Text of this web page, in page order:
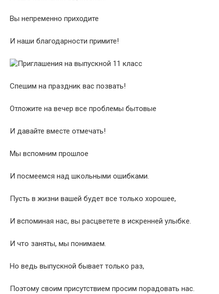
Вы непременно приходите
И наши благодарности примите!
Спешим на праздник вас позвать!
Отложите на вечер все проблемы бытовые
И давайте вместе отмечать!
Мы вспомним прошлое
И посмеемся над школьными ошибками.
Пусть в жизни вашей будет все только хорошее,
И вспоминая нас, вы расцветете в искренней улыбке.
И что заняты, мы понимаем.
Но ведь выпускной бывает только раз,
Поэтому своим присутствием просим порадовать нас.